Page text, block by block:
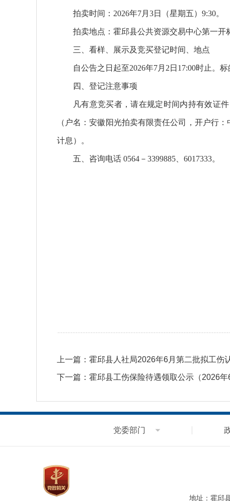
拍卖时间：2026年7月3日（星期五）9:30。
拍卖地点：霍邱县公共资源交易中心第一开
三、看样、展示及竞买登记时间、地点
自公告之日起至2026年7月2日17:00时止。
四、登记注意事项
凡有意竞买者，请在规定时间内持有效证
（户名：安徽阳光拍卖有限责任公司，开户行
计息）。
五、咨询电话 0564－3399885、6017333。
上一篇： 霍邱县人社局2026年6月第二批拟工伤
下一篇： 霍邱县工伤保险待遇领取公示（2026年
党委部门
地址：霍邱